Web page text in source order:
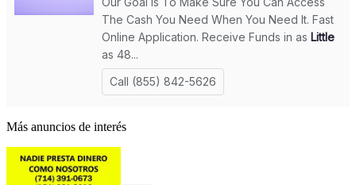
Más anuncios de interés